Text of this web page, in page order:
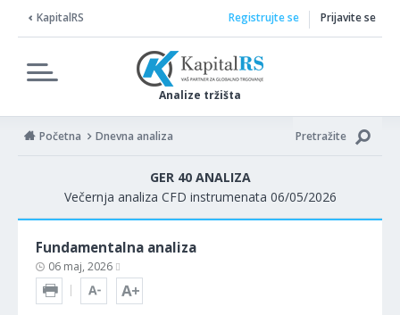
KapitalRS
Analize tržišta
Registrujte se Prijavite se
Početna Dnevna analiza Pretražite
GER 40 ANALIZA
Večernja analiza CFD instrumenata 06/05/2026
Fundamentalna analiza
06 maj, 2026